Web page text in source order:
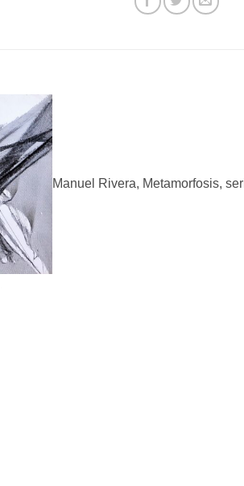
Manuel Rivera, Metamorfosis,